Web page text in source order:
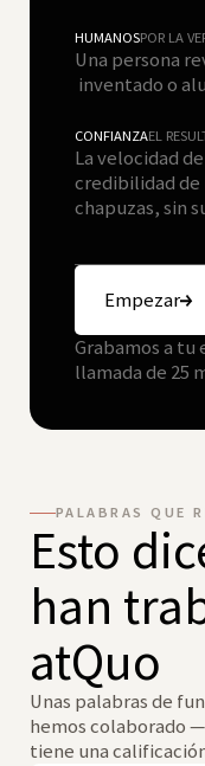
HUMANOSPOR LA
Una persona
inventado o
CONFIANZAEL
La velocidad
credibilidad de
chapuzas, sin
Empezar
Grabamos a tu
llamada de 25
PALABRAS QUE
Esto
han
atQuo
Unas palabras de
hemos colaborado
tiene una